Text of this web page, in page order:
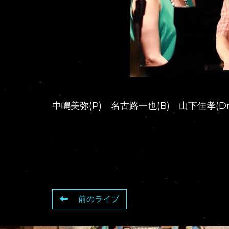
中嶋美弥(P) 名古路一也(B) 山下佳孝
前のライブ